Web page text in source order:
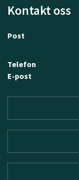
Kontakt oss
Post
Telefon
E-post